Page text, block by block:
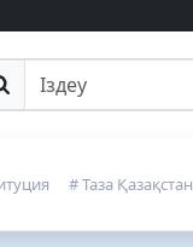
іздеу
# Таза Қазақстан